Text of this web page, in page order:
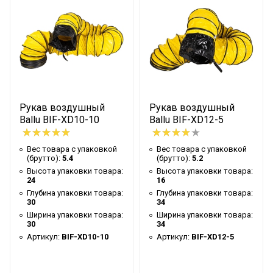
Таймер на отключение
Высота упаковки товара
32
Типоразмер
200
Цвет корпуса
Белый
Тип конструкции вентилятора
Осевой
Ширина упаковки товара
Бренд
Ballu
Гарантийный срок
Регулировка угла наклона
Серия
Condor
Высота товара
26.2
Рукав воздушный
Ballu BIF-XD10-10
Вес товара с упаковкой
(брутто): 5.4
Высота упаковки товара:
24
Глубина упаковки товара:
30
Ширина упаковки товара:
30
Артикул: BIF-XD10-10
Рукав воздушный
Ballu BIF-XD12-5
Вес товара с упаковкой
(брутто): 5.2
Высота упаковки товара:
16
Глубина упаковки товара:
34
Ширина упаковки товара:
34
Артикул: BIF-XD12-5